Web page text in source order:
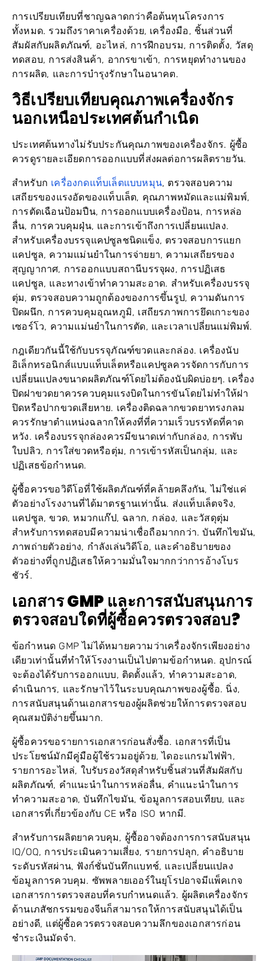
ทั้งหมด. รวมถึงราคาเครื่องด้วย, เครื่องมือ, ชิ้นส่วนที่
สัมผัสกับผลิตภัณฑ์, อะไหล่, การฝึกอบรม, การติดตั้ง, วัสดุ
ทดสอบ, การส่งสินค้า, อากรขาเข้า, การหยุดทำงานของ
การผลิต, และการบำรุงรักษาในอนาคต.
วิธีเปรียบเทียบคุณภาพเครื่องจักร
นอกเหนือประเทศต้นกำเนิด
ควรดูรายละเอียดการออกแบบที่ส่งผลต่อการผลิตรายวัน.
เสถียรของแรงอัดของแท็บเล็ต, คุณภาพหมัดและแม่พิมพ์,
การตัดเฉือนป้อมปืน, การออกแบบเครื่องป้อน, การหล่อ
ลื่น, การควบคุมฝุ่น, และการเข้าถึงการเปลี่ยนแปลง.
สำหรับเครื่องบรรจุแคปซูลชนิดแข็ง, ตรวจสอบการแยก
แคปซูล, ความแม่นยำในการจ่ายยา, ความเสถียรของ
สุญญากาศ, การออกแบบสถานีบรรจุผง, การปฏิเสธ
แคปซูล, และทางเข้าทำความสะอาด. สำหรับเครื่องบรรจุ
ตุ่ม, ตรวจสอบความถูกต้องของการขึ้นรูป, ความดันการ
ปิดผนึก, การควบคุมอุณหภูมิ, เสถียรภาพการยึดเกาะของ
เซอร์โว, ความแม่นยำในการตัด, และเวลาเปลี่ยนแม่พิมพ์.
อิเล็กทรอนิกส์แบบแท็บเล็ตหรือแคปซูลควรจัดการกับการ
เปลี่ยนแปลงขนาดผลิตภัณฑ์โดยไม่ต้องนับผิดบ่อยๆ. เครื่อง
ปิดฝาขวดยาควรควบคุมแรงบิดในการขันโดยไม่ทำให้ฝา
ปิดหรือปากขวดเสียหาย. เครื่องติดฉลากขวดยาทรงกลม
ควรรักษาตำแหน่งฉลากให้คงที่ที่ความเร็วบรรทัดที่คาด
หวัง. เครื่องบรรจุกล่องควรมีขนาดเท่ากับกล่อง, การพับ
ใบปลิว, การใส่ขวดหรือตุ่ม, การเข้ารหัสเป็นกลุ่ม, และ
ปฏิเสธข้อกำหนด.
ตัวอย่างโรงงานที่ได้มาตรฐานเท่านั้น. ส่งแท็บเล็ตจริง,
แคปซูล, ขวด, หมวกแก๊ป, ฉลาก, กล่อง, และวัสดุตุ่ม
สำหรับการทดสอบมีความน่าเชื่อถือมากกว่า. บันทึกไขมัน,
ภาพถ่ายตัวอย่าง, กำลังเล่นวิดีโอ, และคำอธิบายของ
ตัวอย่างที่ถูกปฏิเสธให้ความมั่นใจมากกว่าการอ้างโบร
ชัวร์.
เอกสาร GMP และการสนับสนุนการ
ตรวจสอบใดที่ผู้ซื้อควรตรวจสอบ?
เดียวเท่านั้นที่ทำให้โรงงานเป็นไปตามข้อกำหนด. อุปกรณ์
จะต้องได้รับการออกแบบ, ติดตั้งแล้ว, ทำความสะอาด,
ดำเนินการ, และรักษาไว้ในระบบคุณภาพของผู้ซื้อ. นิ่ง,
การสนับสนุนด้านเอกสารของผู้ผลิตช่วยให้การตรวจสอบ
คุณสมบัติง่ายขึ้นมาก.
ประโยชน์มักมีคู่มือผู้ใช้รวมอยู่ด้วย, ไดอะแกรมไฟฟ้า,
รายการอะไหล่, ใบรับรองวัสดุสำหรับชิ้นส่วนที่สัมผัสกับ
ผลิตภัณฑ์, คำแนะนำในการหล่อลื่น, คำแนะนำในการ
ทำความสะอาด, บันทึกไขมัน, ข้อมูลการสอบเทียบ, และ
เอกสารที่เกี่ยวข้องกับ CE หรือ ISO หากมี.
IQ/OQ, การประเมินความเสี่ยง, รายการปลุก, คำอธิบาย
ระดับรหัสผ่าน, ฟังก์ชั่นบันทึกแบทช์, และเปลี่ยนแปลง
ข้อมูลการควบคุม. ซัพพลายเออร์ในยุโรปอาจมีแพ็คเกจ
เอกสารการตรวจสอบที่ครบกำหนดแล้ว. ผู้ผลิตเครื่องจักร
ด้านเภสัชกรรมของจีนก็สามารถให้การสนับสนุนได้เป็น
อย่างดี, แต่ผู้ซื้อควรตรวจสอบความลึกของเอกสารก่อน
ชำระเงินมัดจำ.